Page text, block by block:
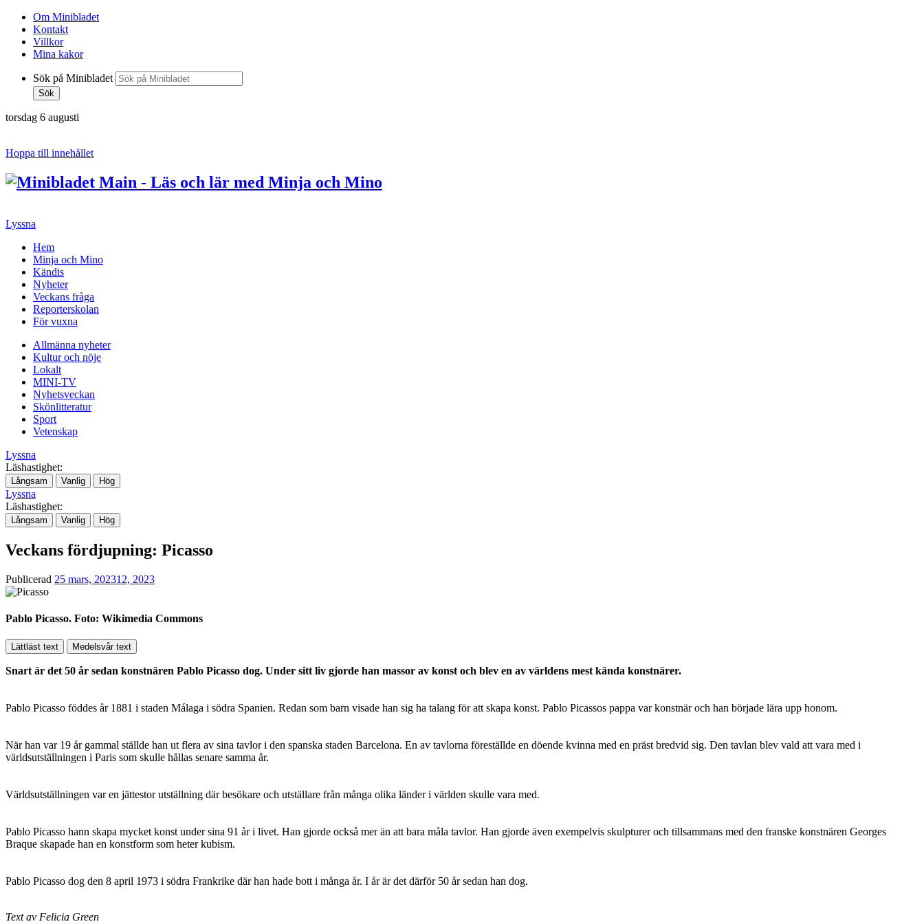
Om Minibladet
Kontakt
Villkor
Mina kakor
Sök på Minibladet
Sök
torsdag 6 augusti
Hoppa till innehållet
Lyssna
Hem
Minja och Mino
Kändis
Nyheter
Veckans fråga
Reporterskolan
För vuxna
Allmänna nyheter
Kultur och nöje
Lokalt
MINI-TV
Nyhetsveckan
Skönlitteratur
Sport
Vetenskap
Lyssna
Läshastighet:
Långsam Vanlig Hög
Lyssna
Läshastighet:
Långsam Vanlig Hög
Veckans fördjupning: Picasso
Publicerad 25 mars, 202312, 2023
Pablo Picasso. Foto: Wikimedia Commons
Lättläst text Medelsvår text
Snart är det 50 år sedan konstnären Pablo Picasso dog. Under sitt liv gjorde han massor av konst och blev en av världens mest kända konstnärer.
Pablo Picasso föddes år 1881 i staden Málaga i södra Spanien. Redan som barn visade han sig ha talang för att skapa konst. Pablo Picassos pappa var konstnär och han började lära upp honom.
När han var 19 år gammal ställde han ut flera av sina tavlor i den spanska staden Barcelona. En av tavlorna föreställde en döende kvinna med en präst bredvid sig. Den tavlan blev vald att vara med i
världsutställningen i Paris som skulle hållas senare samma år.
Världsutställningen var en jättestor utställning där besökare och utställare från många olika länder i världen skulle vara med.
Pablo Picasso hann skapa mycket konst under sina 91 år i livet. Han gjorde också mer än att bara måla tavlor. Han gjorde även exempelvis skulpturer och tillsammans med den franske konstnären Georges
Braque skapade han en konstform som heter kubism.
Pablo Picasso dog den 8 april 1973 i södra Frankrike där han hade bott i många år. I år är det därför 50 år sedan han dog.
Text av Felicia Green